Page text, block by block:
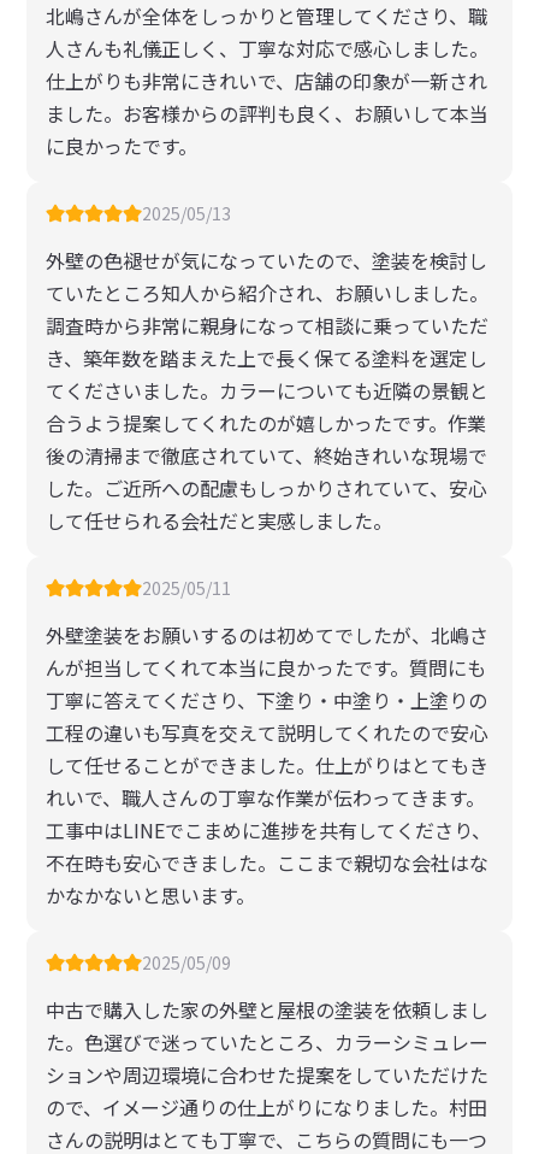
北嶋さんが全体をしっかりと管理してくださり、職
人さんも礼儀正しく、丁寧な対応で感心しました。
仕上がりも非常にきれいで、店舗の印象が一新され
ました。お客様からの評判も良く、お願いして本当
に良かったです。
2025/05/13
外壁の色褪せが気になっていたので、塗装を検討し
ていたところ知人から紹介され、お願いしました。
調査時から非常に親身になって相談に乗っていただ
き、築年数を踏まえた上で長く保てる塗料を選定し
てくださいました。カラーについても近隣の景観と
合うよう提案してくれたのが嬉しかったです。作業
後の清掃まで徹底されていて、終始きれいな現場で
した。ご近所への配慮もしっかりされていて、安心
して任せられる会社だと実感しました。
2025/05/11
外壁塗装をお願いするのは初めてでしたが、北嶋さ
んが担当してくれて本当に良かったです。質問にも
丁寧に答えてくださり、下塗り・中塗り・上塗りの
工程の違いも写真を交えて説明してくれたので安心
して任せることができました。仕上がりはとてもき
れいで、職人さんの丁寧な作業が伝わってきます。
工事中はLINEでこまめに進捗を共有してくださり、
不在時も安心できました。ここまで親切な会社はな
かなかないと思います。
2025/05/09
中古で購入した家の外壁と屋根の塗装を依頼しまし
た。色選びで迷っていたところ、カラーシミュレー
ションや周辺環境に合わせた提案をしていただけた
ので、イメージ通りの仕上がりになりました。村田
さんの説明はとても丁寧で、こちらの質問にも一つ